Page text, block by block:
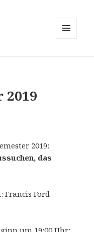
2019
2019:
das
Francis Ford